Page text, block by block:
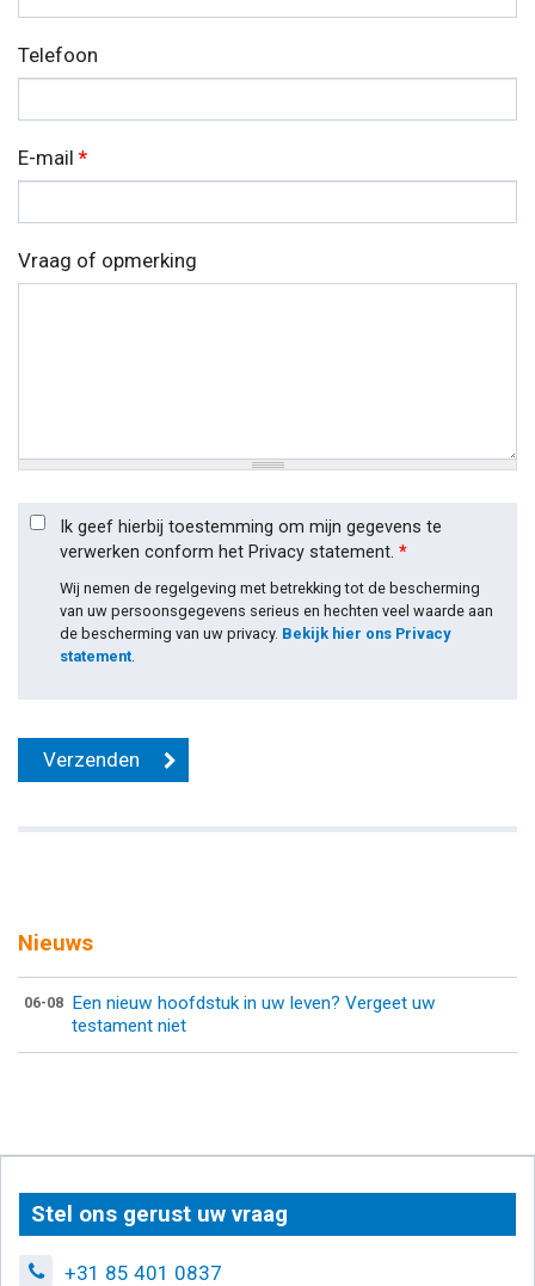
Telefoon
E-mail *
Vraag of opmerking
Ik geef hierbij toestemming om mijn gegevens te
verwerken conform het Privacy statement. *
Wij nemen de regelgeving met betrekking tot de bescherming
van uw persoonsgegevens serieus en hechten veel waarde aan
de bescherming van uw privacy. Bekijk hier ons Privacy
statement
Nieuws
06-08 Een nieuw hoofdstuk in uw leven? Vergeet uw
testament niet
Stel ons gerust uw vraag
+31 85 401 0837